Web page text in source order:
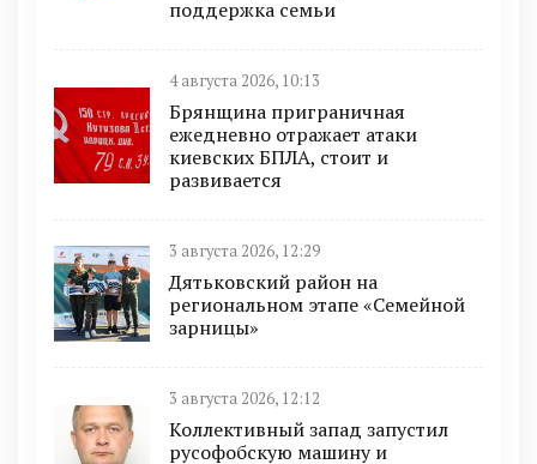
поддержка семьи
4 августа 2026, 10:13
Брянщина приграничная
ежедневно отражает атаки
киевских БПЛА, стоит и
развивается
3 августа 2026, 12:29
Дятьковский район на
региональном этапе «Семейной
зарницы»
3 августа 2026, 12:12
Коллективный запад запустил
русофобскую машину и